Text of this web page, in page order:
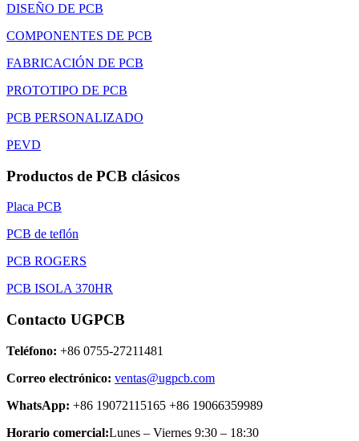
DISEÑO DE PCB
COMPONENTES DE PCB
FABRICACIÓN DE PCB
PROTOTIPO DE PCB
PCB PERSONALIZADO
PEVD
Productos de PCB clásicos
Placa PCB
PCB de teflón
PCB ROGERS
PCB ISOLA 370HR
Contacto UGPCB
Teléfono: +86 0755-27211481
Correo electrónico: ventas@ugpcb.com
WhatsApp: +86 19072115165 +86 19066359989
Horario comercial:Lunes – Viernes 9:30 – 18:30